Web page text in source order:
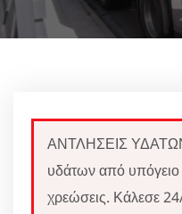
ΑΝΤΛΗΣΕΙΣ
υδάτων από
χρεώσεις. Κάλεσε